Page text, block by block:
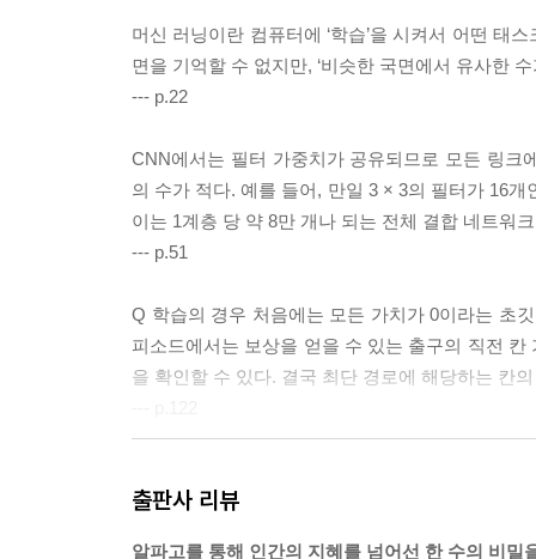
머신 러닝이란 컴퓨터에 ‘학습’을 시켜서 어떤 태
면을 기억할 수 없지만, ‘비슷한 국면에서 유사한
--- p.22
CNN에서는 필터 가중치가 공유되므로 모든 링크
의 수가 적다. 예를 들어, 만일 3 × 3의 필터가 16
이는 1계층 당 약 8만 개나 되는 전체 결합 네트워
--- p.51
Q 학습의 경우 처음에는 모든 가치가 0이라는 초
피소드에서는 보상을 얻을 수 있는 출구의 직전
을 확인할 수 있다. 결국 최단 경로에 해당하는 칸
결과를 ‘땅 크기의 차이’가 아니라 ‘승리 또는 패
출판사 리뷰
알파고를 통해 인간의 지혜를 넘어선 한 수의 비밀